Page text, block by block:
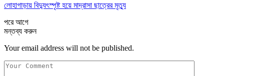
লোহাগাড়ায় বিদ্যুৎস্পৃষ্ট হয়ে মাদ্রাসা ছাত্রের মৃত্যু
পরেআগে
মন্তব্য করুন
Your email address will not be published.